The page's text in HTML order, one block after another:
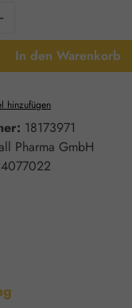
Gib den
In den Warenkorb
hinzufügen
18173971
Pharma GmbH